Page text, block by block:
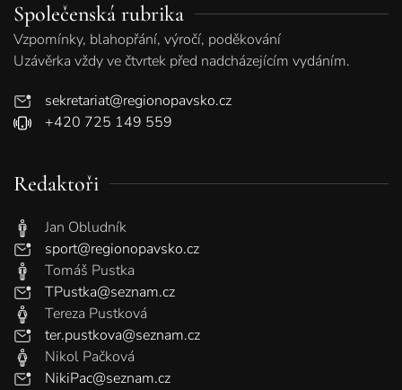
Společenská rubrika
Vzpomínky, blahopřání, výročí, poděkování
Uzávěrka vždy ve čtvrtek před nadcházejícím vydáním.
sekretariat@regionopavsko.cz
+420 725 149 559
Redaktoři
Jan Obludník
sport@regionopavsko.cz
Tomáš Pustka
TPustka@seznam.cz
Tereza Pustková
ter.pustkova@seznam.cz
Nikol Pačková
NikiPac@seznam.cz